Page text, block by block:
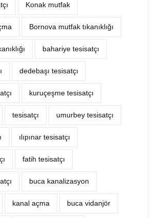
Konak mutfak
Bornova mutfak tıkanıklığı
bahariye tesisatçı
dedebaşı tesisatçı
kuruçeşme tesisatçı
tesisatçı umurbey tesisatçı
ılıpınar tesisatçı
fatih tesisatçı
buca kanalizasyon
kanal açma buca vidanjör